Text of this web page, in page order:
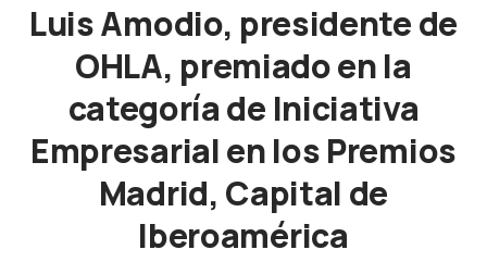
Luis Amodio, presidente de
OHLA, premiado en la
categoría de Iniciativa
Empresarial en los Premios
Madrid, Capital de
Iberoamérica